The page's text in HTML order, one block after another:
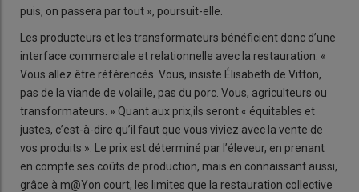
puis, on passera par tout », poursuit-elle.
Les producteurs et les transformateurs bénéficient donc d’une
interface commerciale et relationnelle avec la restauration. «
Vous allez être référencés. Vous, insiste Élisabeth de Vitton,
pas de la viande de volaille, pas du porc. Vous, agriculteurs ou
transformateurs. » Quant aux prix,ils seront « équitables et
justes, c’est-à-dire qu’il faut que vous viviez avec la vente de
vos produits ». Le prix est déterminé par l’éleveur, en prenant
en compte ses coûts de production, mais en connaissant aussi,
grâce à m@Yon court, les limites que la restauration collective